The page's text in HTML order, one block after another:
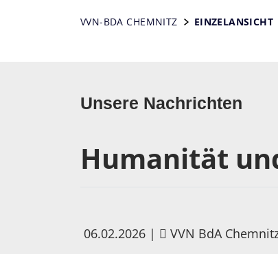
VVN-BDA CHEMNITZ EINZELANSICHT
Unsere Nachrichten
Humanität
06.02.2026 | VVN BdA